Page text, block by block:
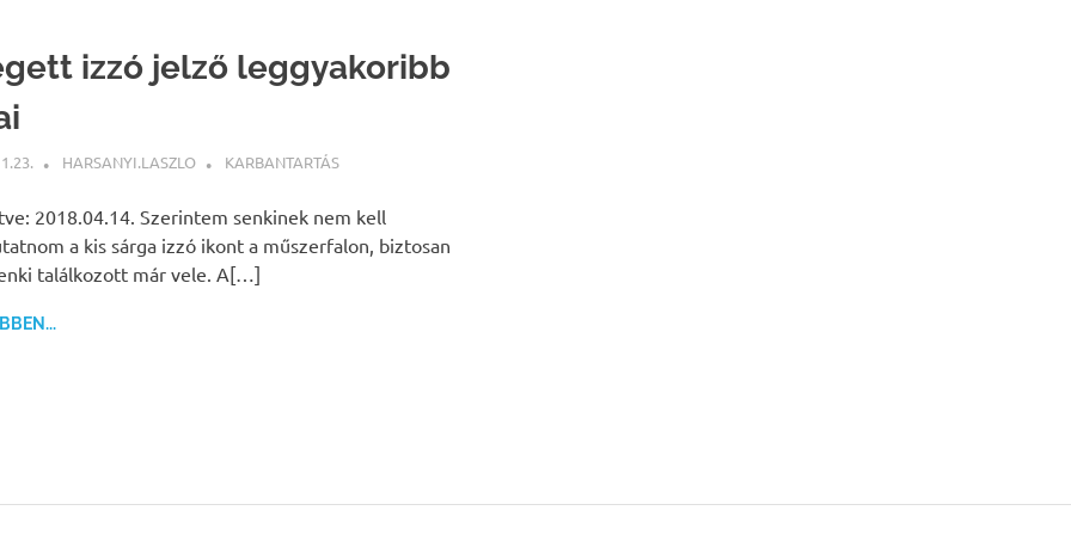
izzó jelző leggyakoribb
HARSANYI.LASZLO KARBANTARTÁS
2018.04.14. Szerintem senkinek nem kell
a kis sárga izzó ikont a műszerfalon, biztosan
találkozott már vele. A[…]